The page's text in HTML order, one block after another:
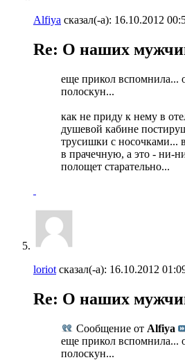
Alfiya сказал(-а): 16.10.2012
Re: О наших
еще прикол вспомнила...
полоскун...
как не приду к нему в
душевой кабине
трусишки с носочками...
в прачечную, а это - ни-
полощет старательно...
loriot сказал(-а): 16.10.2012
Re: О наших
Сообщение от Alfiya
еще прикол вспомнила...
полоскун...